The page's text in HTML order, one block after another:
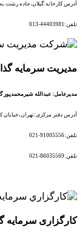
آدرس کارخانه:گیلان،جاده رشت
تلفن:44403981-013
مدیریت سرمایه
مدیرعامل: عبدالله شیرمحمدپور
آدرس دفتر مرکزی:تهران،خیابان
تلفن:91005556-021
تلفن:86035569-021
کارگزاری سرمایه